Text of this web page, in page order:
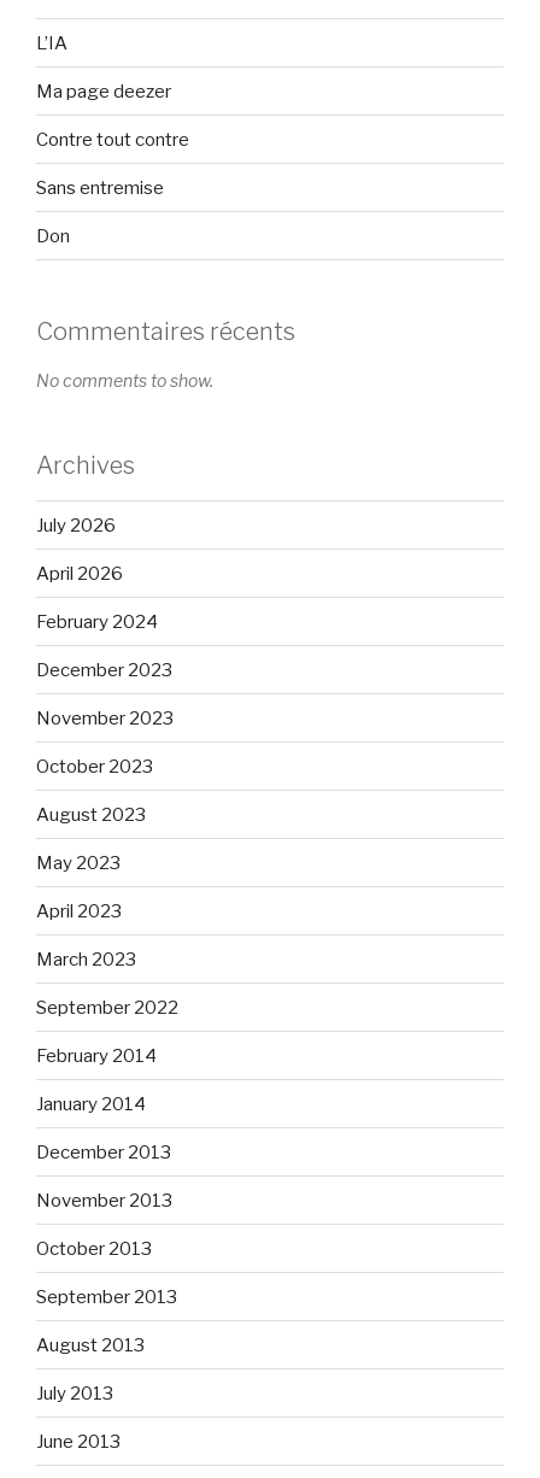
L’IA
Ma page deezer
Contre tout contre
Sans entremise
Don
Commentaires récents
No comments to show.
Archives
July 2026
April 2026
February 2024
December 2023
November 2023
October 2023
August 2023
May 2023
April 2023
March 2023
September 2022
February 2014
January 2014
December 2013
November 2013
October 2013
September 2013
August 2013
July 2013
June 2013